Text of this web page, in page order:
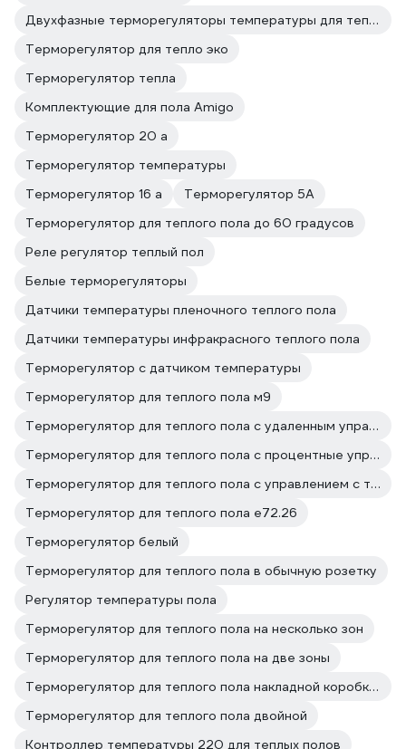
Двухфазные терморегуляторы температуры для теплого пола
Терморегулятор для тепло эко
Терморегулятор тепла
Комплектующие для пола Amigo
Терморегулятор 20 а
Терморегулятор температуры
Терморегулятор 16 а
Терморегулятор 5А
Терморегулятор для теплого пола до 60 градусов
Реле регулятор теплый пол
Белые терморегуляторы
Датчики температуры пленочного теплого пола
Датчики температуры инфракрасного теплого пола
Терморегулятор с датчиком температуры
Терморегулятор для теплого пола м9
Терморегулятор для теплого пола с удаленным управлением
Терморегулятор для теплого пола с процентные управлением
Терморегулятор для теплого пола с управлением с телефона
Терморегулятор для теплого пола е72.26
Терморегулятор белый
Терморегулятор для теплого пола в обычную розетку
Регулятор температуры пола
Терморегулятор для теплого пола на несколько зон
Терморегулятор для теплого пола на две зоны
Терморегулятор для теплого пола накладной коробкой
Терморегулятор для теплого пола двойной
Контроллер температуры 220 для теплых полов